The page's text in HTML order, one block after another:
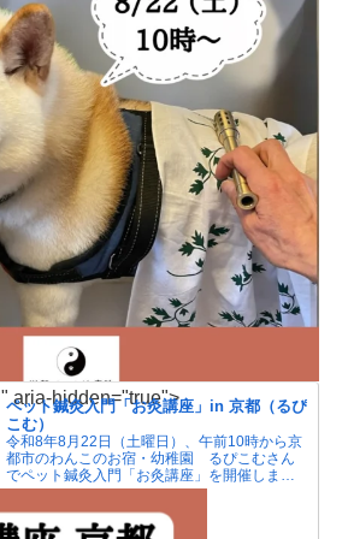
ペット鍼灸入門「お灸講座」in 京都（るぴ
こむ）
令和8年8月22日（土曜日）、午前10時から京
都市のわんこのお宿・幼稚園 るぴこむさん
でペット鍼灸入門「お灸講座」を開催しま
す。夏はエアコンによる冷えで人もペットも
自律神経が傷みがちです。お灸で血行をよく
して冷えを解消しましょう。
" aria-hidden="true">